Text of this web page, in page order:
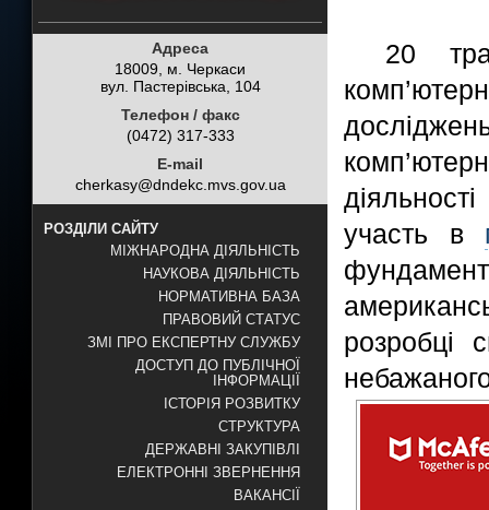
Адреса
18009, м. Черкаси
вул. Пастерівська, 104
Телефон / факс
(0472) 317-333
E-mail
cherkasy@dndekc.mvs.gov.ua
РОЗДІЛИ САЙТУ
МІЖНАРОДНА ДІЯЛЬНІСТЬ
НАУКОВА ДІЯЛЬНІСТЬ
НОРМАТИВНА БАЗА
ПРАВОВИЙ СТАТУС
ЗМІ ПРО ЕКСПЕРТНУ СЛУЖБУ
ДОСТУП ДО ПУБЛІЧНОЇ
ІНФОРМАЦІЇ
ІСТОРІЯ РОЗВИТКУ
СТРУКТУРА
ДЕРЖАВНІ ЗАКУПІВЛІ
ЕЛЕКТРОННІ ЗВЕРНЕННЯ
ВАКАНСІЇ
20
участь в
розробці